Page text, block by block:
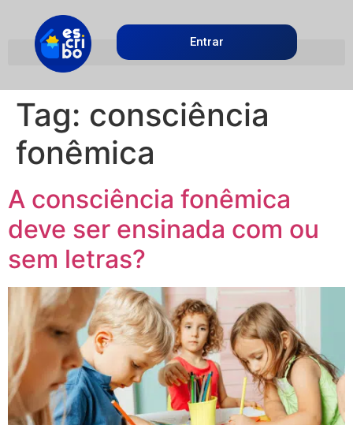
Entrar
Tag: consciência
fonêmica
A consciência fonêmica
deve ser ensinada com ou
sem letras?